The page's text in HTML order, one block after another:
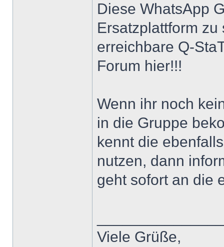
Diese WhatsApp
Ersatzplattform
erreichbare Q-
Forum hier!!!
Wenn ihr noch
in die Gruppe
kennt die
nutzen, dann
geht sofort an die
Viele Grüße,